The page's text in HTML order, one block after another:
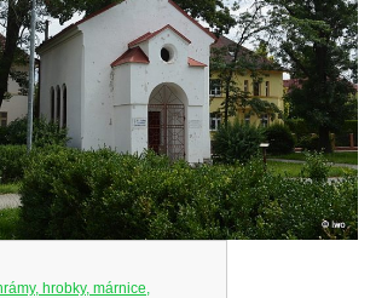
hrobky, márnice,